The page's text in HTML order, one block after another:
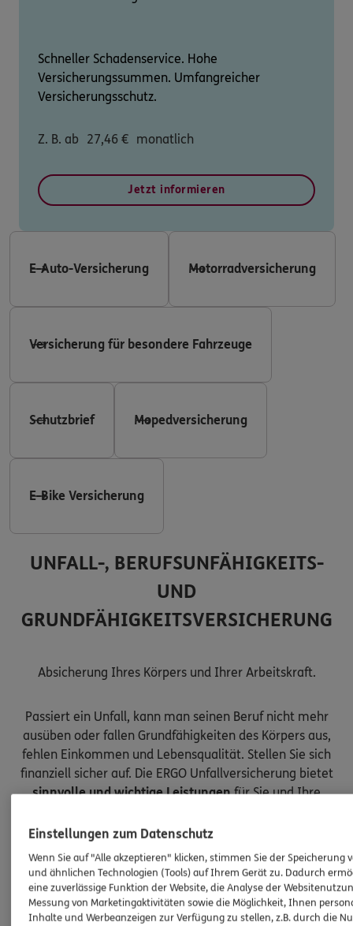
Schneller Schadenservice. Hohe
Versicherungssummen. Umfangreicher
Versicherungsschutz.
Z. B. ab 27,46 € monatlich
Jetzt informieren
E-Auto-Versicherung Motorradversicherung
Versicherung für besondere Fahrzeuge
Schutzbrief Mopedversicherung
E-Bike Versicherung
UNFALL-, BERUFSUNFÄHIGKEITS-
UND
GRUNDFÄHIGKEITSVERSICHERUNG
Absicherung Ihres Körpers und Ihrer Arbeitskraft.
Passiert ein Unfall, kann man seinen Beruf nicht mehr
ausüben oder fallen Grundfähigkeiten des Körpers aus,
fehlen Einkommen und Lebensqualität. Stellen Sie sich
finanziell sicher auf. Die ERGO Unfallversicherung bietet
sinnvolle und wichtige Leistungenfür Sie und Ihre
Einstellungen zum Datenschutz
Wenn Sie auf "Alle akzeptieren" klicken, stimmen Sie der Speicherung
und ähnlichen Technologien (Tools) auf Ihrem Gerät zu. Dadurch
eine zuverlässige Funktion der Website, die Analyse der
Messung von Marketingaktivitäten sowie die Möglichkeit, Ihnen
Inhalte und Werbeanzeigen zur Verfügung zu stellen, z.B. durch die